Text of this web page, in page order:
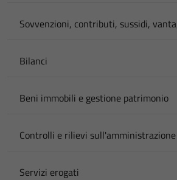
Sovvenzioni, contributi, sussidi,
Bilanci
Beni immobili e gestione patrimonio
Controlli e rilievi sull'amministrazione
Servizi erogati